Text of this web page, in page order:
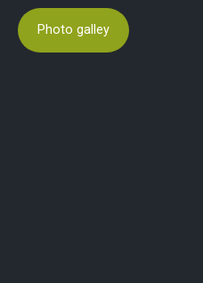
Photo galley